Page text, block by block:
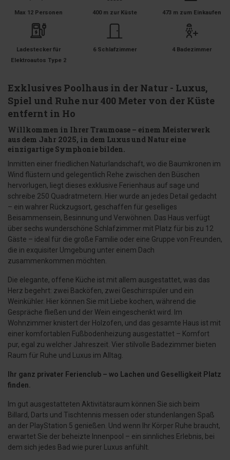
Max 12 Personen 400 m zur Küste 473 m zum Einkaufen
Ladestecker für
Elektroautos Type 2
6 Schlafzimmer 4 Badezimmer
Exklusives Poolhaus in der Natur - Luxus,
Spiel und Ruhe nur 400 Meter von der Küste
entfernt in Ho
Willkommen in Ihrer Traumoase – einem Meisterwerk
aus dem Jahr 2025, in dem Luxus und Natur eine
einzigartige Symphonie bilden.
Inmitten einer friedlichen Naturlandschaft, wo die Baumkronen im
Wind flüstern und gelegentlich Rehe zwischen den Büschen
hervorlugen, liegt dieses exklusive Ferienhaus auf sage und
schreibe 250 Quadratmetern. Hier wurde an jedes Detail gedacht
– ein wahrer Rückzugsort, geschaffen für geselliges
Beisammensein, Besinnung und Verwöhnen. Das Haus verfügt
über sechs wunderschöne Schlafzimmer mit Platz für bis zu 12
Gäste – ideal für die große Familie oder eine Gruppe von Freunden,
die in exquisiter Umgebung unter einem Dach
zusammenkommen möchten.
Die elegante, offene Küche ist mit allem ausgestattet, was das
Herz begehrt: zwei Backöfen, zwei Geschirrspüler und ein
Weinkühler. Hier können Sie mit Liebe kochen, während die
Gespräche fließen und der Wein eingeschenkt wird. Im
Wohnzimmer knistert der Holzofen, und das gesamte Haus ist mit
einer komfortablen Fußbodenheizung ausgestattet – Komfort
pur, egal zu welcher Jahreszeit. Vier stilvolle Badezimmer bieten
Raum für Ruhe und Luxus im Alltag.
Ihr ganz privater Ferienclub – wo Lachen und Geselligkeit Platz
finden.
Im gut ausgestatteten Aktivitätsraum können Sie sich beim
Billard, Darts und Tischtennis messen oder stundenlangen Spaß
an der PlayStation 5 genießen. Und wenn Ihr Körper Ruhe braucht,
erwartet Sie der beheizte Innenpool – ein sinnliches Erlebnis, bei
dem sich jedes Bad wie purer Luxus anfühlt.